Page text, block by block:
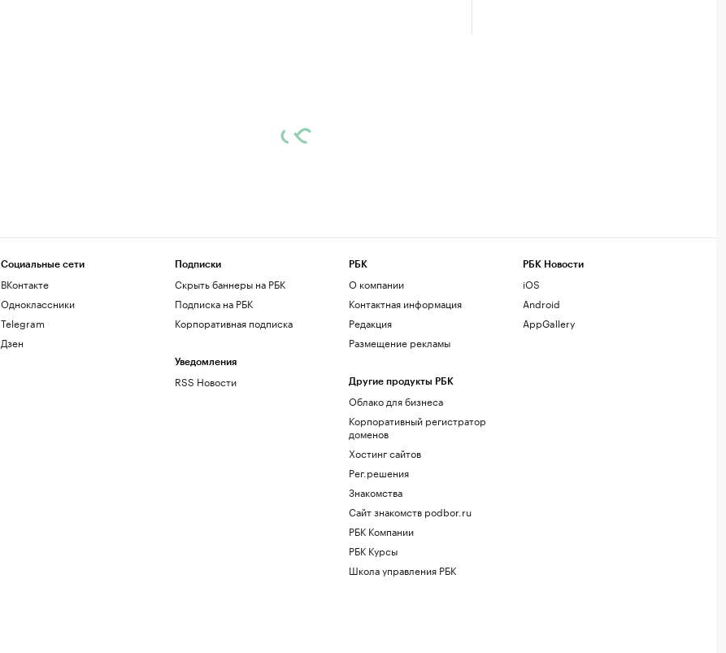
Социальные сети
ВКонтакте
Одноклассники
Telegram
Дзен
Подписки
Скрыть баннеры на РБК
Подписка на РБК
Корпоративная подписка
Уведомления
RSS Новости
РБК
О компании
Контактная информация
Редакция
Размещение рекламы
Другие продукты РБК
Облако для бизнеса
Корпоративный регистратор
доменов
Хостинг сайтов
Рег.решения
Знакомства
Сайт знакомств podbor.ru
РБК Компании
РБК Курсы
Школа управления РБК
РБК Новости
iOS
Android
AppGallery